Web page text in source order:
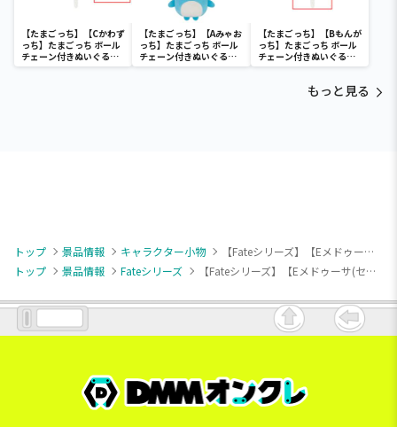
【たまごっち】【Cかわず
っち】たまごっち ボール
チェーン付きぬいぐるみ
～Tamagotchi
【たまごっち】【Aみゃお
っち】たまごっち ボール
チェーン付きぬいぐるみ
～Tamagotchi
【たまごっち】【Bもんが
っち】たまごっち ボール
チェーン付きぬいぐるみ
～Tamagotchi
もっと見る
トップ 景品情報 キャラクター小物
【Fateシリーズ】【Eメドゥーサ(セイバー)】Fate/Grand Order ちびぐるみvol.9
トップ
景品情報 Fateシリーズ 【Fateシリーズ】【Eメドゥーサ(セイバー)】Fate/Grand Order ちびぐるみvol.9